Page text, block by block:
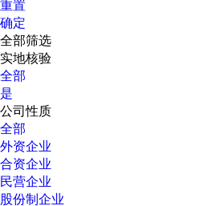
重置
确定
全部筛选
实地核验
全部
是
公司性质
全部
外资企业
合资企业
民营企业
股份制企业